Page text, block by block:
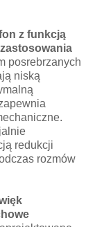
z funkcją
posrebrzanych
niską
redukcji
rozmów